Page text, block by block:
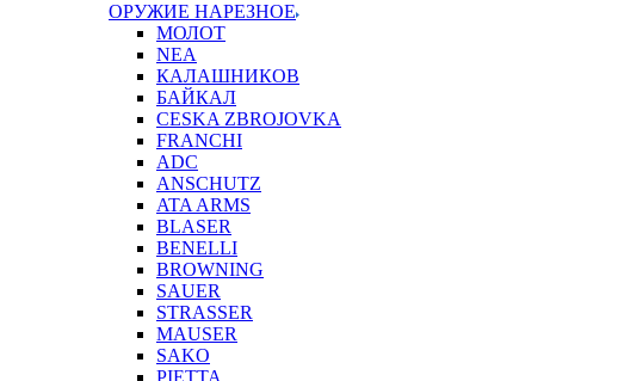
ОРУЖИЕ НАРЕЗНОЕ
МОЛОТ
NEA
КАЛАШНИКОВ
БАЙКАЛ
CESKA ZBROJOVKA
FRANCHI
ADC
ANSCHUTZ
ATA ARMS
BLASER
BENELLI
BROWNING
SAUER
STRASSER
MAUSER
SAKO
PIETTA